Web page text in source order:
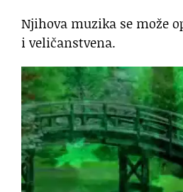
Njihova muzika se može
i veličanstvena.